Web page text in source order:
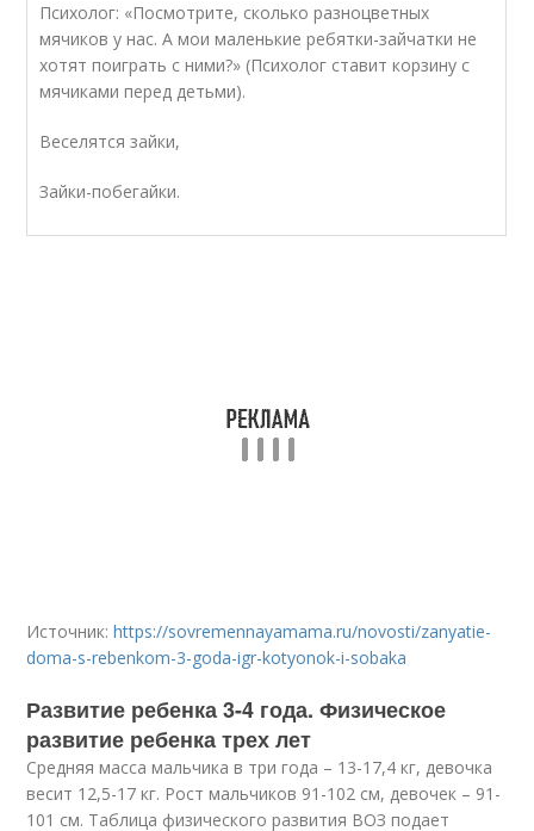
Психолог: «Посмотрите, сколько разноцветных
мячиков у нас. А мои маленькие ребятки-зайчатки не
хотят поиграть с ними?» (Психолог ставит корзину с
мячиками перед детьми).
Веселятся зайки,
Зайки-побегайки.
Источник:https://sovremennayamama.ru/novosti/zanyatie-
doma-s-rebenkom-3-goda-igr-kotyonok-i-sobaka
Развитие ребенка 3-4 года. Физическое
развитие ребенка трех лет
Средняя масса мальчика в три года – 13-17,4 кг, девочка
весит 12,5-17 кг. Рост мальчиков 91-102 см, девочек – 91-
101 см. Таблица физического развития ВОЗ подает